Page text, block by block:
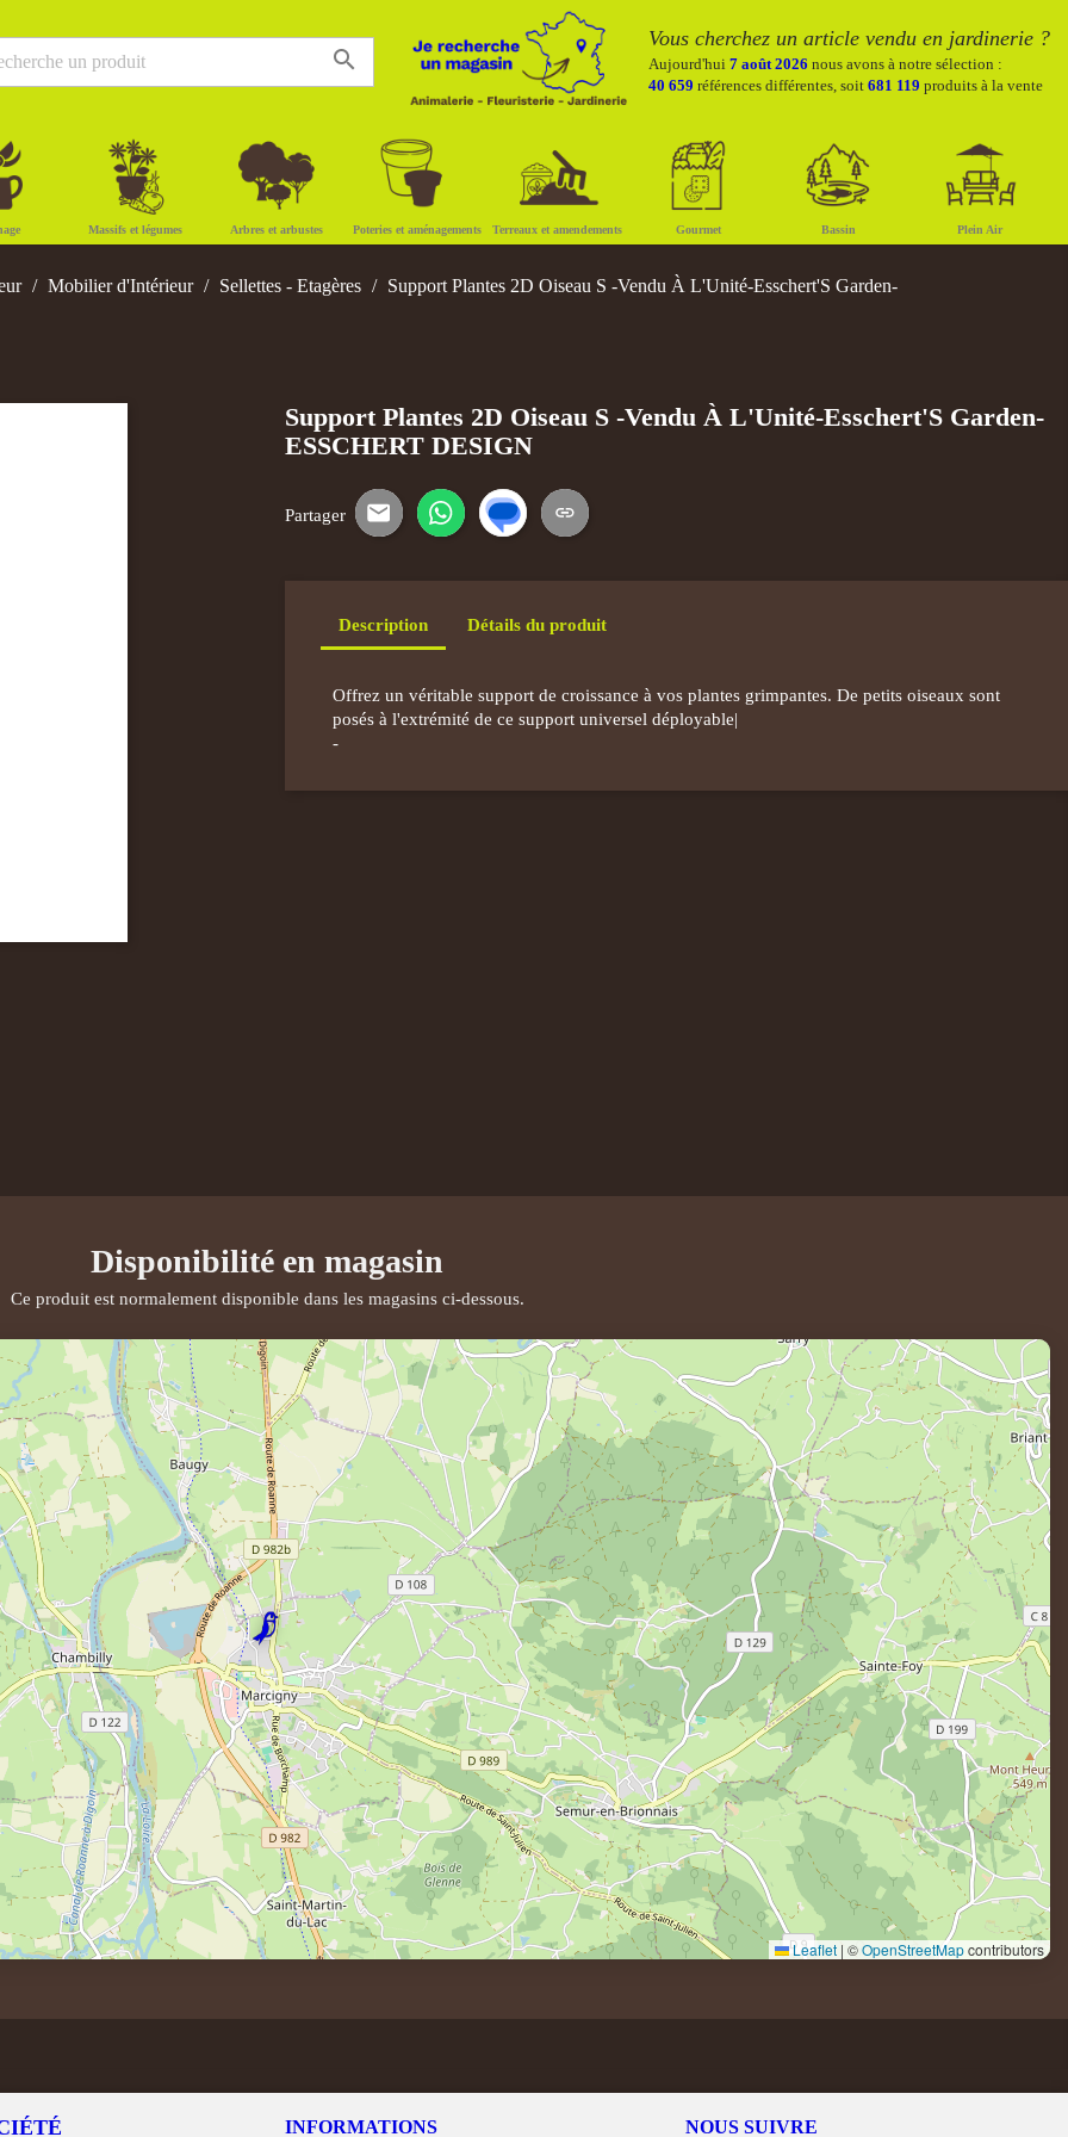
search
Vous cherchez un article vendu en jardinerie ?
Aujourd'hui 7 août 2026 nous avons à notre sélection :
40 659 références différentes, soit 681 119 produits à la vente
Massifs et légumes Arbres et arbustes Poteries et aménagements Terreaux et amendements Gourmet Bassin Plein Air
Mobilier d'Intérieur Sellettes - Etagères Support Plantes 2D Oiseau S -Vendu À L'Unité-Esschert'S Garden-
Support Plantes 2D Oiseau S -Vendu À L'Unité-Esschert'S Garden-
ESSCHERT DESIGN
Partager E-mail WhatsApp
SMS Copier le lien
Description Détails du produit
Offrez un véritable support de croissance à vos plantes grimpantes. De petits oiseaux sont
posés à l'extrémité de ce support universel déployable|
-
Disponibilité en magasin
Ce produit est normalement disponible dans les magasins ci-dessous.
Leaflet | ©OpenStreetMapcontributors
INFORMATIONS NOUS SUIVRE